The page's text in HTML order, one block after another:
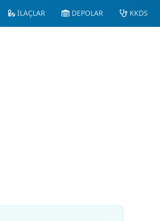
İLAÇLAR DEPOLAR KKDS